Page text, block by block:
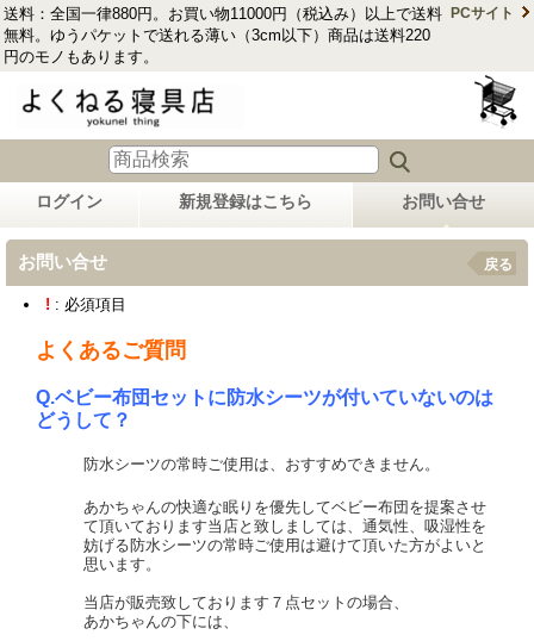
送料：全国一律880円。お買い物11000円（税込み）以上で送料
無料。ゆうパケットで送れる薄い（3cm以下）商品は送料220
円のモノもあります。
PCサイト
ログイン 新規登録はこちら お問い合せ
お問い合せ 戻る
! : 必須項目
よくあるご質問
Q.ベビー布団セットに防水シーツが付いていないのは
どうして？
防水シーツの常時ご使用は、おすすめできません。
あかちゃんの快適な眠りを優先してベビー布団を提案させ
て頂いております当店と致しましては、通気性、吸湿性を
妨げる防水シーツの常時ご使用は避けて頂いた方がよいと
思います。
当店が販売致しております７点セットの場合、
あかちゃんの下には、